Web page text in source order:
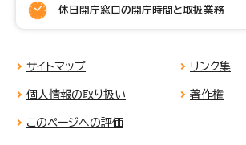
休日開庁窓口の開庁時間と取扱業務
サイトマップ リンク集
個人情報の取り扱い 著作権
このページへの評価